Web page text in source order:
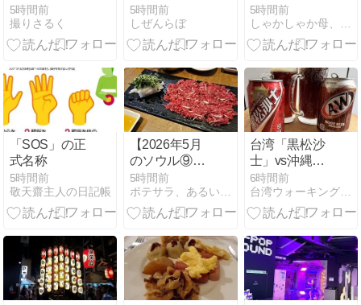
ュンポン
5時間前
撮りさるく
ら始まる。駅
弁とクラフト
ビールで過ご
5時間前
しぜんらぼ
ルで朝食を】
韓方医療
FAM①2016/11/26
5時間前
「SOS」の正
式名称
5時間前
敬天齋主人の日記帳
【2026年5月
のソウル⑨】
望遠洞「ユッ
ケ by ユシン」
で絶品ユッケ
5時間前
台湾「黒松沙
士」vs沖縄
「A&Wルート
ビア」似て
る？飲み比べ
6時間前
台湾ウォーキング - 台湾情報ブログ